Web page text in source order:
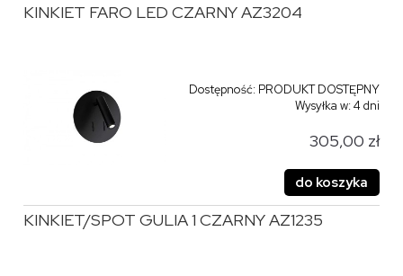
KINKIET FARO LED CZARNY AZ3204
Dostępność: PRODUKT DOSTĘPNY
Wysyłka w:4 dni
305,00 zł
do koszyka
KINKIET/SPOT GULIA 1 CZARNY AZ1235